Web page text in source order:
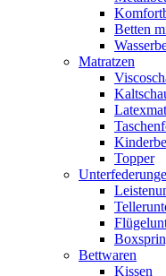
Betten
Matratzen
Topper
Bettwaren
Kissen